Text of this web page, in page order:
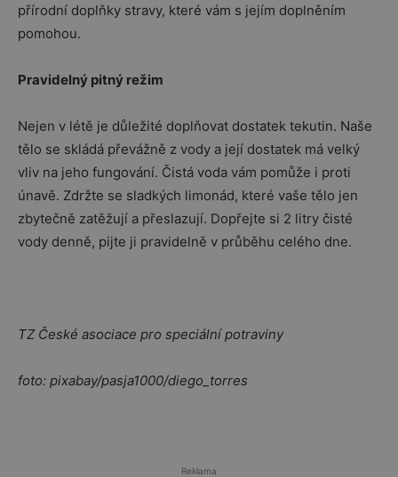
přírodní doplňky stravy, které vám s jejím doplněním
pomohou.
Pravidelný pitný režim
Nejen v létě je důležité doplňovat dostatek tekutin. Naše
tělo se skládá převážně z vody a její dostatek má velký
vliv na jeho fungování. Čistá voda vám pomůže i proti
únavě. Zdržte se sladkých limonád, které vaše tělo jen
zbytečně zatěžují a přeslazují. Dopřejte si 2 litry čisté
vody denně, pijte ji pravidelně v průběhu celého dne.
TZ České asociace pro speciální potraviny
foto: pixabay/pasja1000/diego_torres
Reklama